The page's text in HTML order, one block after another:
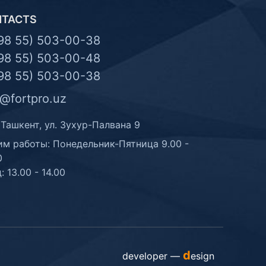
55) 503-00-38
55) 503-00-48
55) 503-00-38
ул. Зухур-Палвана 9
работы: Понедельник-Пятница 9.00 -
13.00 - 14.00
developer — design